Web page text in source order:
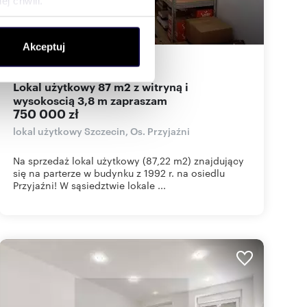
społecznościowym,
od Ciebie lub
Akceptuj
m zł/m
Lokal użytkowy 87 m2 z witryną i
wysokoscią 3,8 m zapraszam
750 000 zł
lokal użytkowy Szczecin, Os. Przyjaźni
Na sprzedaż lokal użytkowy (87,22 m2) znajdujący
się na parterze w budynku z 1992 r. na osiedlu
Przyjaźni! W sąsiedztwie lokale ...